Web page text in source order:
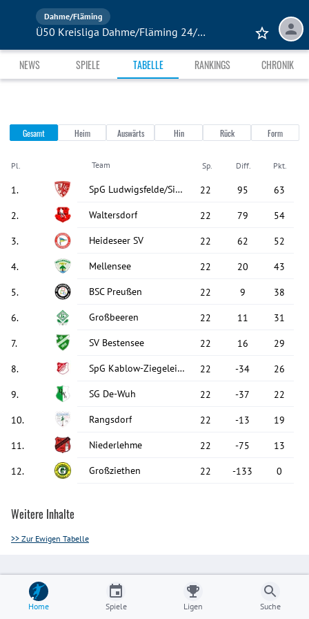
Dahme/Fläming
Ü50 Kreisliga Dahme/Fläming 24/25
NEWS SPIELE TABELLE RANKINGS CHRONIK
Gesamt Heim Auswärts Hin Rück Form
Pl. Team Sp. Diff. Pkt.
1. SpG Ludwigsfelde/Siethen 22 95 63
2. Waltersdorf 22 79 54
3. Heideseer SV 22 62 52
4. Mellensee 22 20 43
5. BSC Preußen 22 9 38
6. Großbeeren 22 11 31
7. SV Bestensee 22 16 29
8. SpG Kablow-Ziegelei/Senzig 22 -34 26
9. SG De-Wuh 22 -37 22
10. Rangsdorf 22 -13 19
11. Niederlehme 22 -75 13
12. Großziethen 22 -133 0
Weitere Inhalte
>> Zur Ewigen Tabelle
Home Spiele Ligen Suche